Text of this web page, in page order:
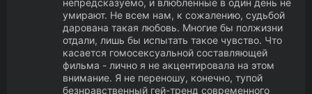
непредсказуемо, и влюбленные в один день не
умирают. Не всем нам, к сожалению, судьбой
дарована такая любовь. Многие бы полжизни
отдали, лишь бы испытать такое чувство. Что
касается гомосексуальной составляющей
фильма - лично я не акцентировала на этом
внимание. Я не переношу, конечно, тупой
безнравственный гей-тренд современного